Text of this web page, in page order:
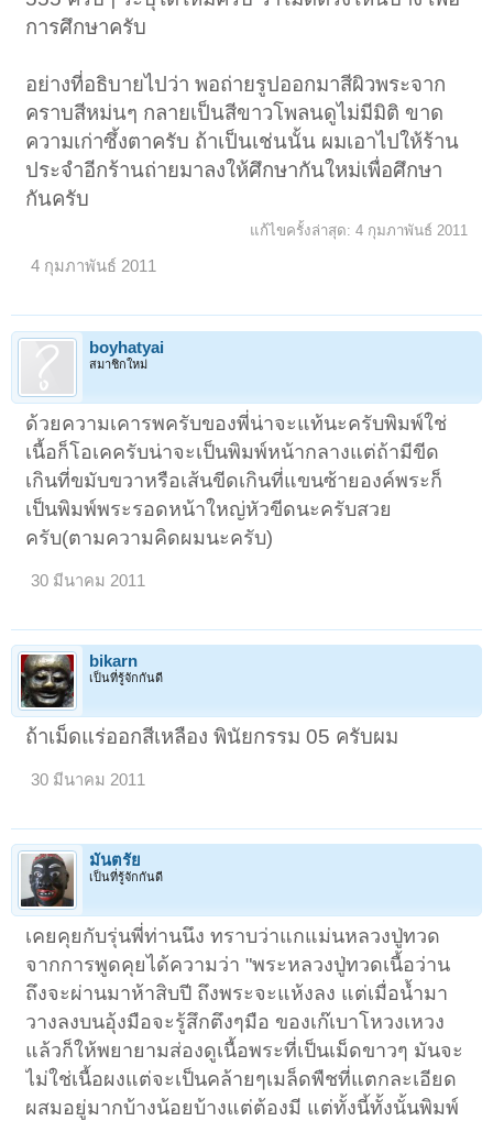
การศึกษาครับ
อย่างที่อธิบายไปว่า พอถ่ายรูปออกมาสีผิวพระจาก
คราบสีหม่นๆ กลายเป็นสีขาวโพลนดูไม่มีมิติ ขาด
ความเก่าซึ้งตาครับ ถ้าเป็นเช่นนั้น ผมเอาไปให้ร้าน
ประจำอีกร้านถ่ายมาลงให้ศึกษากันใหม่เพื่อศึกษา
กันครับ
แก้ไขครั้งล่าสุด: 4 กุมภาพันธ์ 2011
4 กุมภาพันธ์ 2011
boyhatyai
สมาชิกใหม่
ด้วยความเคารพครับของพี่น่าจะแท้นะครับพิมพ์ใช่
เนื้อก็โอเคครับน่าจะเป็นพิมพ์หน้ากลางแต่ถ้ามีขีด
เกินที่ขมับขวาหรือเส้นขีดเกินที่แขนซ้ายองค์พระก็
เป็นพิมพ์พระรอดหน้าใหญ่หัวขีดนะครับสวย
ครับ(ตามความคิดผมนะครับ)
30 มีนาคม 2011
bikarn
เป็นที่รู้จักกันดี
ถ้าเม็ดแร่ออกสีเหลือง พินัยกรรม 05 ครับผม
30 มีนาคม 2011
มันตรัย
เป็นที่รู้จักกันดี
เคยคุยกับรุ่นพี่ท่านนึง ทราบว่าแกแม่นหลวงปู่ทวด
จากการพูดคุยได้ความว่า "พระหลวงปู่ทวดเนื้อว่าน
ถึงจะผ่านมาห้าสิบปี ถึงพระจะแห้งลง แต่เมื่อน้ำมา
วางลงบนอุ้งมือจะรู้สึกตึงๆมือ ของเก๊เบาโหวงเหวง
แล้วก็ให้พยายามส่องดูเนื้อพระที่เป็นเม็ดขาวๆ มันจะ
ไม่ใช่เนื้อผงแต่จะเป็นคล้ายๆเมล็ดพืชที่แตกละเอียด
ผสมอยู่มากบ้างน้อยบ้างแต่ต้องมี แต่ทั้งนี้ทั้งนั้นพิมพ์